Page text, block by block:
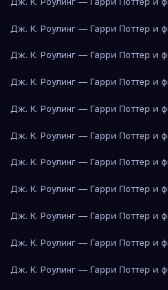
Дж. К. Роулинг — Гарри Поттер и
Дж. К. Роулинг — Гарри Поттер и
Дж. К. Роулинг — Гарри Поттер и
Дж. К. Роулинг — Гарри Поттер и
Дж. К. Роулинг — Гарри Поттер и
Дж. К. Роулинг — Гарри Поттер и
Дж. К. Роулинг — Гарри Поттер и
Дж. К. Роулинг — Гарри Поттер и
Дж. К. Роулинг — Гарри Поттер и
Дж. К. Роулинг — Гарри Поттер и